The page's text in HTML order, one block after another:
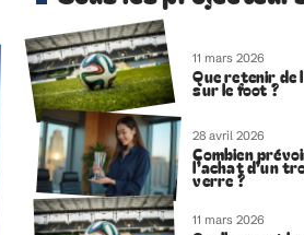
11 mars 2026
Que retenir de
sur le foot ?
28 avril 2026
Combien
l’achat d’un
verre ?
11 mars 2026